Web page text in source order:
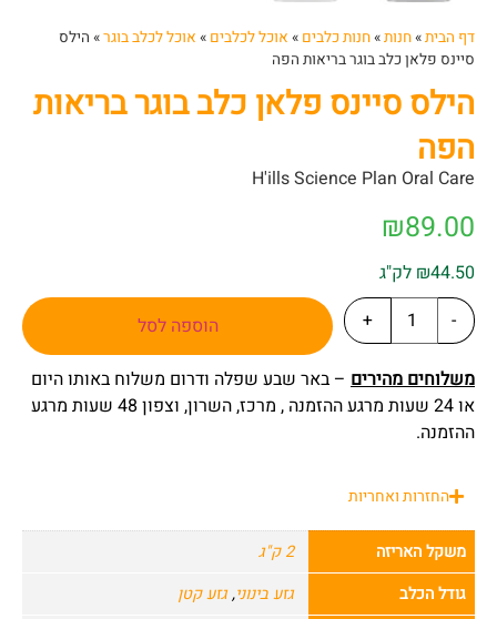
דף הבית»חנות»חנות כלבים » אוכל לכלבים » אוכל לכלב בוגר» הילס
סיינס פלאן כלב בוגר בריאות הפה
הילס סיינס פלאן כלב בוגר בריאות
הפה
H'ills Science Plan Oral Care
₪89.00
₪44.50 לק"ג
-
+
הוספה לסל
משלוחים מהירים – באר שבע שפלה ודרום משלוח באותו היום
או 24 שעות מרגע ההזמנה , מרכז, השרון, וצפון 48 שעות מרגע
ההזמנה.
החזרות ואחריות
משקל האריזה
2 ק"ג
גודל הכלב
גזע בינוני,גזע קטן